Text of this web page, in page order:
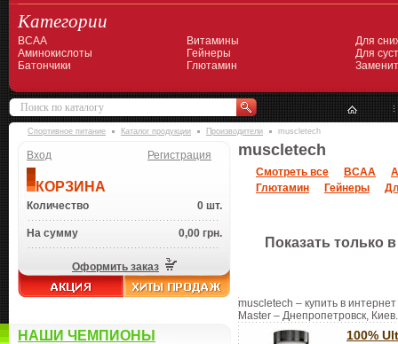
Категории
BCAA
Аминокислоты
Батончики
Витамины
Гейнеры
Глютамин
Для
Для
Спортивное питание Каталог продукции Производители muscletech
Вход Регистрация
КОРЗИНА
Количество 0 шт.
На сумму 0,00 грн.
Оформить заказ
НАШИ ЧЕМПИОНЫ
muscletech
Смотреть все BCAA
Глютамин
Гейнеры
Показать только
muscletech – купить в
Master – Днепропетровск, Киев.
100%